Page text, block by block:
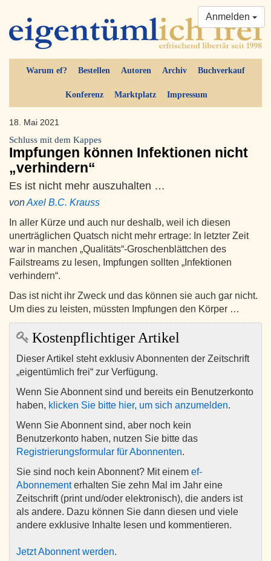
Warum ef? Bestellen Autoren Archiv Buchverkauf
Konferenz Marktplatz Impressum
Anmelden
18. Mai 2021
Schluss mit dem Kappes
Impfungen können Infektionen nicht
„verhindern“
Es ist nicht mehr auszuhalten …
vonAxel B.C. Krauss
In aller Kürze und auch nur deshalb, weil ich diesen
unerträglichen Quatsch nicht mehr ertrage: In letzter Zeit
war in manchen „Qualitäts“-Groschenblättchen des
Failstreams zu lesen, Impfungen sollten „Infektionen
verhindern“.
Das ist nicht ihr Zweck und das können sie auch gar nicht.
Um dies zu leisten, müssten Impfungen den Körper …
Kostenpflichtiger Artikel
Dieser Artikel steht exklusiv Abonnenten der Zeitschrift
„eigentümlich frei“ zur Verfügung.
Wenn Sie Abonnent sind und bereits ein Benutzerkonto
haben, klicken Sie bitte hier, um sich anzumelden.
Wenn Sie Abonnent sind, aber noch kein
Benutzerkonto haben, nutzen Sie bitte das
Registrierungsformular für Abonnenten.
Sie sind noch kein Abonnent? Mit einem ef-
Abonnementerhalten Sie zehn Mal im Jahr eine
Zeitschrift (print und/oder elektronisch), die anders ist
als andere. Dazu können Sie dann diesen und viele
andere exklusive Inhalte lesen und kommentieren.
Jetzt Abonnent werden.